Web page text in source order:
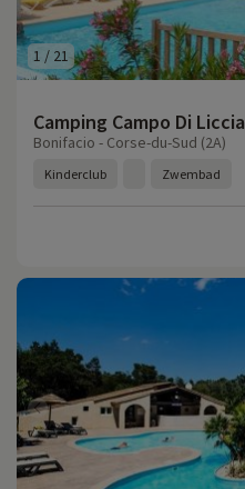
1 / 21
Camping Campo Di Liccia
Bonifacio - Corse-du-Sud (2A)
Kinderclub Zwembad